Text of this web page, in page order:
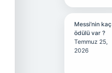
Messi’nin kaç
ödülü var ?
Temmuz 25,
2026